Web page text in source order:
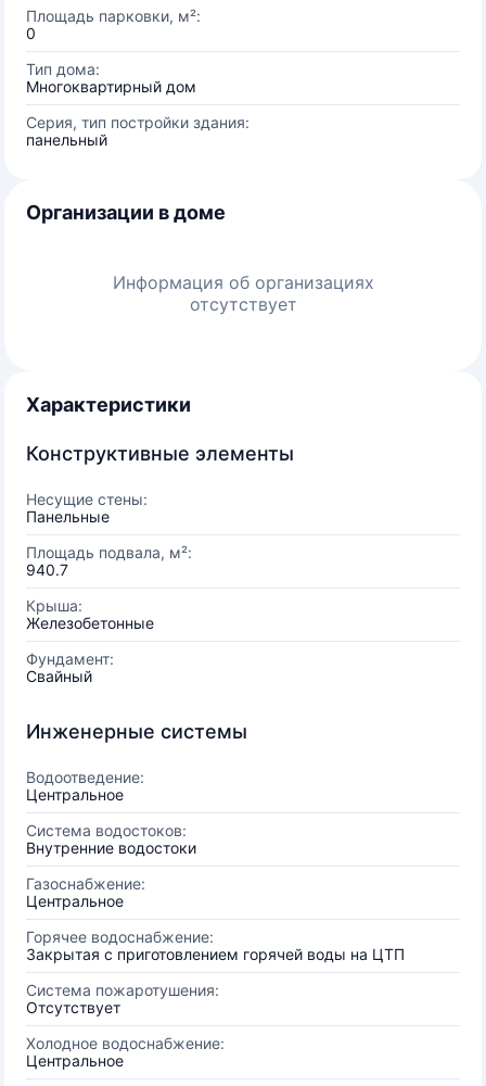
Площадь парковки, м²:
0
Тип дома:
Многоквартирный дом
Серия, тип постройки здания:
панельный
Организации в доме
Информация об организациях
отсутствует
Характеристики
Конструктивные элементы
Несущие стены:
Панельные
Площадь подвала, м²:
940.7
Крыша:
Железобетонные
Фундамент:
Свайный
Инженерные системы
Водоотведение:
Центральное
Система водостоков:
Внутренние водостоки
Газоснабжение:
Центральное
Горячее водоснабжение:
Закрытая с приготовлением горячей воды на ЦТП
Система пожаротушения:
Отсутствует
Холодное водоснабжение:
Центральное